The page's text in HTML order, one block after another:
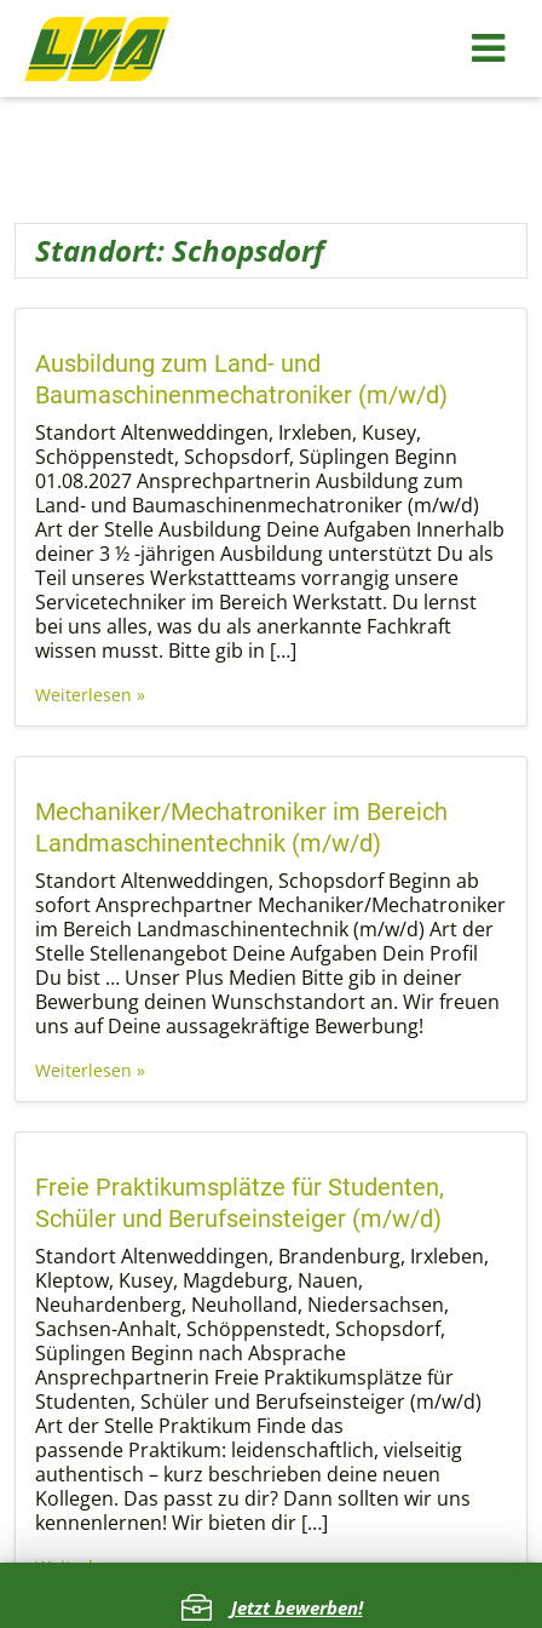
Jetzt bewerben!
Standort:Schopsdorf
Ausbildung zum Land- und
Baumaschinenmechatroniker (m/w/d)
Standort Altenweddingen, Irxleben, Kusey,
Schöppenstedt, Schopsdorf, Süplingen Beginn
01.08.2027 Ansprechpartnerin Ausbildung zum
Land- und Baumaschinenmechatroniker (m/w/d)
Art der Stelle Ausbildung Deine Aufgaben Innerhalb
deiner 3 ½ -jährigen Ausbildung unterstützt Du als
Teil unseres Werkstattteams vorrangig unsere
Servicetechniker im Bereich Werkstatt. Du lernst
bei uns alles, was du als anerkannte Fachkraft
wissen musst. Bitte gib in […]
Weiterlesen »
Mechaniker/Mechatroniker im Bereich
Landmaschinentechnik (m/w/d)
Standort Altenweddingen, Schopsdorf Beginn ab
sofort Ansprechpartner Mechaniker/Mechatroniker
im Bereich Landmaschinentechnik (m/w/d) Art der
Stelle Stellenangebot Deine Aufgaben Dein Profil
Du bist … Unser Plus Medien Bitte gib in deiner
Bewerbung deinen Wunschstandort an. Wir freuen
uns auf Deine aussagekräftige Bewerbung!
Weiterlesen »
Freie Praktikumsplätze für Studenten,
Schüler und Berufseinsteiger (m/w/d)
Standort Altenweddingen, Brandenburg, Irxleben,
Kleptow, Kusey, Magdeburg, Nauen,
Neuhardenberg, Neuholland, Niedersachsen,
Sachsen-Anhalt, Schöppenstedt, Schopsdorf,
Süplingen Beginn nach Absprache
Ansprechpartnerin Freie Praktikumsplätze für
Studenten, Schüler und Berufseinsteiger (m/w/d)
Art der Stelle Praktikum Finde das
passende Praktikum: leidenschaftlich, vielseitig
authentisch – kurz beschrieben deine neuen
Kollegen. Das passt zu dir? Dann sollten wir uns
kennenlernen! Wir bieten dir […]
Weiterlesen »